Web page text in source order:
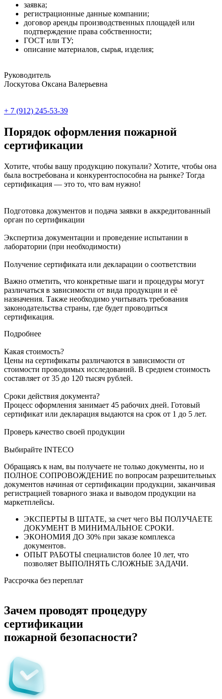
заявка;
регистрационные данные компании;
договор аренды производственных площадей или
подтверждение права собственности;
ГОСТ или ТУ;
описание материалов, сырья, изделия;
Руководитель
Лоскутова Оксана Валерьевна
+ 7 (912) 245-53-39
Порядок оформления пожарной
сертификации
Хотите, чтобы вашу продукцию покупали? Хотите, чтобы она
была востребована и конкурентоспособна на рынке? Тогда
сертификация — это то, что вам нужно!
Подготовка документов и подача заявки в аккредитованный
орган по сертификации
Экспертиза документации и проведение испытании в
лаборатории (при необходимости)
Получение сертификата или декларации о соответствии
Важно отметить, что конкретные шаги и процедуры могут
различаться в зависимости от вида продукции и её
назначения. Также необходимо учитывать требования
законодательства страны, где будет проводиться
сертификация.
Подробнее
Какая стоимость?
Цены на сертификаты различаются в зависимости от
стоимости проводимых исследований. В среднем стоимость
составляет от 35 до 120 тысяч рублей.
Сроки действия документа?
Процесс оформления занимает 45 рабочих дней. Готовый
сертификат или декларация выдаются на срок от 1 до 5 лет.
Проверь качество своей продукции
Выбирайте INTECO
Обращаясь к нам, вы получаете не только документы, но и
ПОЛНОЕ СОПРОВОЖДЕНИЕ по вопросам разрешительных
документов начиная от сертификации продукции, заканчивая
регистрацией товарного знака и выводом продукции на
маркетплейсы.
ЭКСПЕРТЫ В ШТАТЕ, за счет чего ВЫ ПОЛУЧАЕТЕ
ДОКУМЕНТ В МИНИМАЛЬНОЕ СРОКИ.
ЭКОНОМИЯ ДО 30% при заказе комплекса
документов.
ОПЫТ РАБОТЫ специалистов более 10 лет, что
позволяет ВЫПОЛНЯТЬ СЛОЖНЫЕ ЗАДАЧИ.
Рассрочка без переплат
Зачем проводят процедуру
сертификации
пожарной безопасности?